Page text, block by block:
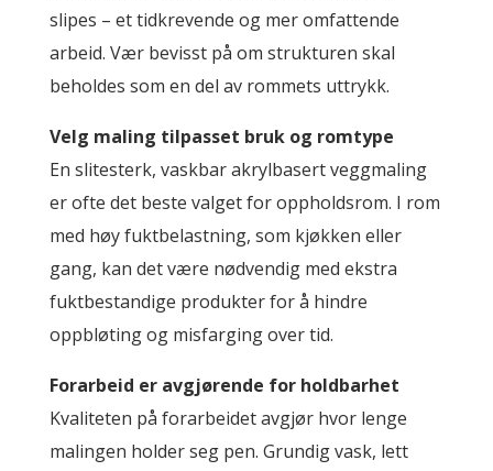
slipes – et tidkrevende og mer omfattende
arbeid. Vær bevisst på om strukturen skal
beholdes som en del av rommets uttrykk.
Velg maling tilpasset bruk og romtype
En slitesterk, vaskbar akrylbasert veggmaling
er ofte det beste valget for oppholdsrom. I rom
med høy fuktbelastning, som kjøkken eller
gang, kan det være nødvendig med ekstra
fuktbestandige produkter for å hindre
oppbløting og misfarging over tid.
Forarbeid er avgjørende for holdbarhet
Kvaliteten på forarbeidet avgjør hvor lenge
malingen holder seg pen. Grundig vask, lett